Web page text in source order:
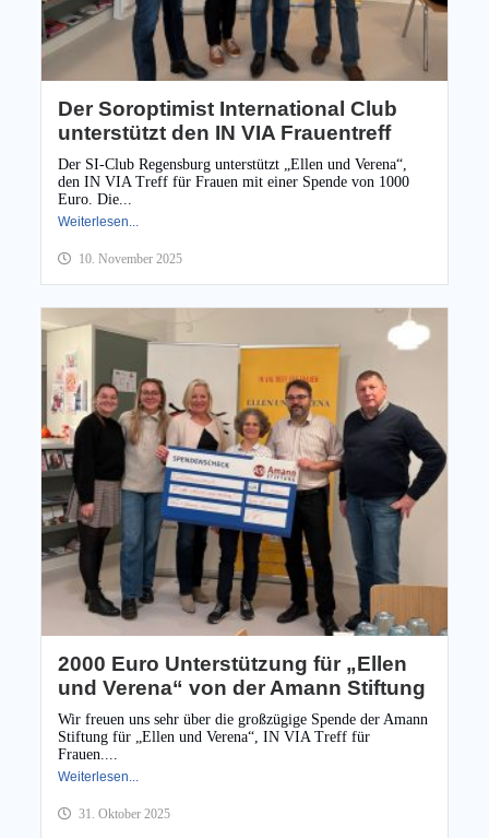
Der Soroptimist International Club
unterstützt den IN VIA Frauentreff
Der SI-Club Regensburg unterstützt „Ellen und Verena“,
den IN VIA Treff für Frauen mit einer Spende von 1000
Euro. Die...
Weiterlesen...
10. November 2025
2000 Euro Unterstützung für „Ellen
und Verena“ von der Amann Stiftung
Wir freuen uns sehr über die großzügige Spende der Amann
Stiftung für „Ellen und Verena“, IN VIA Treff für
Frauen....
Weiterlesen...
31. Oktober 2025